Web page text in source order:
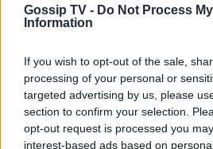
Gossip TV - Do Not Process
Information
If you wish to opt-out of the sale,
processing of your personal or
targeted advertising by us, please
section to confirm your selection.
opt-out request is processed you
interest-based ads based on